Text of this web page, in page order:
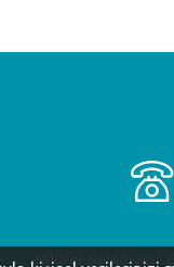
Nilüfer Belediyesi.